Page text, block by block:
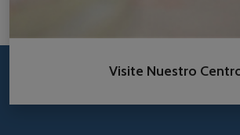
Visite Nuestro